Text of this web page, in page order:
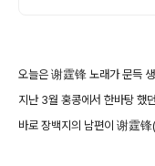
오늘은 谢霆锋 노래가 문득
지난 3월 홍콩에서 한바탕 했
바로 장백지의 남편이 谢霆锋